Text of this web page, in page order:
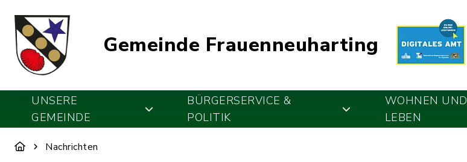
Gemeinde Frauenneuharting
UNSERE
GEMEINDE
BÜRGERSERVICE &
POLITIK
WOHNEN UND
LEBEN
Nachrichten